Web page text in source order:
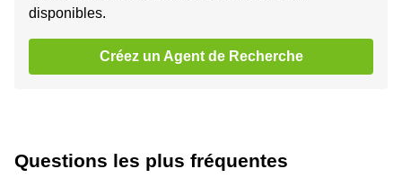
disponibles.
Créez un Agent de Recherche
Questions les plus fréquentes